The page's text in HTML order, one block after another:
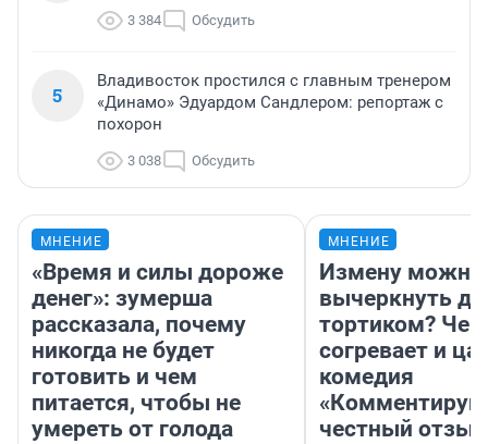
3 384 Обсудить
5
Владивосток простился с главным тренером
«Динамо» Эдуардом Сандлером: репортаж с
похорон
3 038 Обсудить
МНЕНИЕ
«Время и силы дороже
денег»: зумерша
рассказала, почему
никогда не будет
готовить и чем
питается, чтобы не
умереть от голода
МНЕНИЕ
Измену можно
вычеркнуть
тортиком? Чем
согревает и
комедия
«Комментируй
честный отзыв